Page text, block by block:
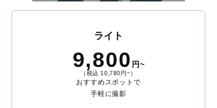
ライト
9,800 円~
（税込 10,780円~）
おすすめスポットで
手軽に撮影